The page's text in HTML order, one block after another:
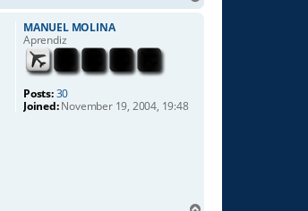
MANUEL MOLINA
Aprendiz
Posts:30
Joined:November 19, 2004, 19:48